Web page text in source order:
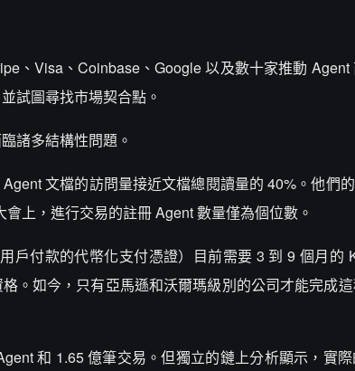
、Visa、Coinbase、Google 以及數十家推動 Agent
試圖尋找市場契合點。
諸多結構性問題。
文檔的訪問量接近文檔總閱讀量的 40%。他們
上，進行交易的註冊 Agent 數量僅為個位數。
戶付款的代幣化支付憑證）目前需要 3 到 9 個月的
。如今，只有亞馬遜和沃爾瑪級別的公司才能完成
和 1.65 億筆交易。但獨立的鏈上分析顯示，實